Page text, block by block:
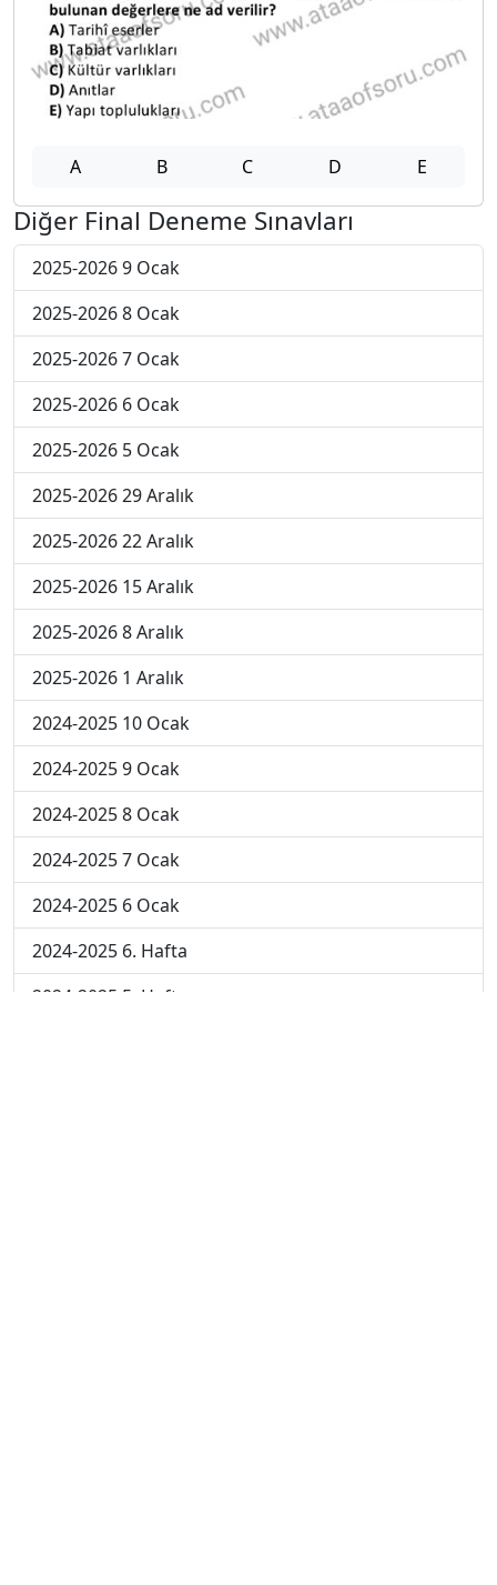
A B C D E
Diğer Final Deneme Sınavları
2025-2026 9 Ocak
2025-2026 8 Ocak
2025-2026 7 Ocak
2025-2026 6 Ocak
2025-2026 5 Ocak
2025-2026 29 Aralık
2025-2026 22 Aralık
2025-2026 15 Aralık
2025-2026 8 Aralık
2025-2026 1 Aralık
2024-2025 10 Ocak
2024-2025 9 Ocak
2024-2025 8 Ocak
2024-2025 7 Ocak
2024-2025 6 Ocak
2024-2025 6. Hafta
2024-2025 5. Hafta